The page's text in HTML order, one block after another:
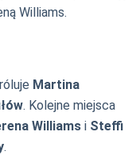
Williams.
Martina
. Kolejne miejsca
Williams i Steffi
.